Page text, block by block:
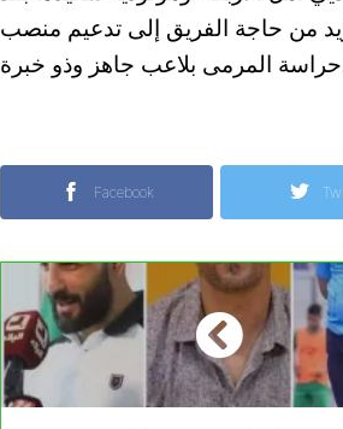
من حاجة الفريق إلى تدعيم منصب
Facebook